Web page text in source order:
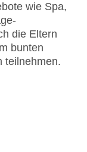
wie Spa,
die Eltern
bunten
teilnehmen.